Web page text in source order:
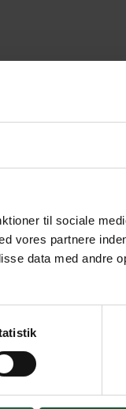
til sociale
vores partnere
data med andre